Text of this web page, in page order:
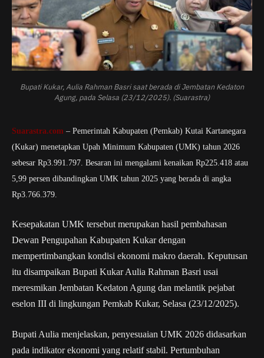
Bupati Kukar, Aulia Rahman Basri saat berada di Jembatan Kedaton
Agung, pada Selasa (23/12/2025). (Suarastra)
Suarastra.com – Pemerintah Kabupaten (Pemkab) Kutai Kartanegara
(Kukar) menetapkan Upah Minimum Kabupaten (UMK) tahun 2026
sebesar Rp3.991.797. Besaran ini mengalami kenaikan Rp225.418 atau
5,99 persen dibandingkan UMK tahun 2025 yang berada di angka
Rp3.766.379.
Kesepakatan UMK tersebut merupakan hasil pembahasan
Dewan Pengupahan Kabupaten Kukar dengan
mempertimbangkan kondisi ekonomi makro daerah. Keputusan
itu disampaikan Bupati Kukar Aulia Rahman Basri usai
meresmikan Jembatan Kedaton Agung dan melantik pejabat
eselon III di lingkungan Pemkab Kukar, Selasa (23/12/2025).
Bupati Aulia menjelaskan, penyesuaian UMK 2026 didasarkan
pada indikator ekonomi yang relatif stabil. Pertumbuhan